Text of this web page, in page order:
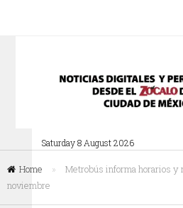
Saturday 8 August 2026
Home »
Metrobús informa horarios y
noviembre